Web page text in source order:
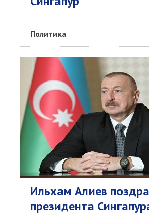
Политика
Ильхам Алиев
президента